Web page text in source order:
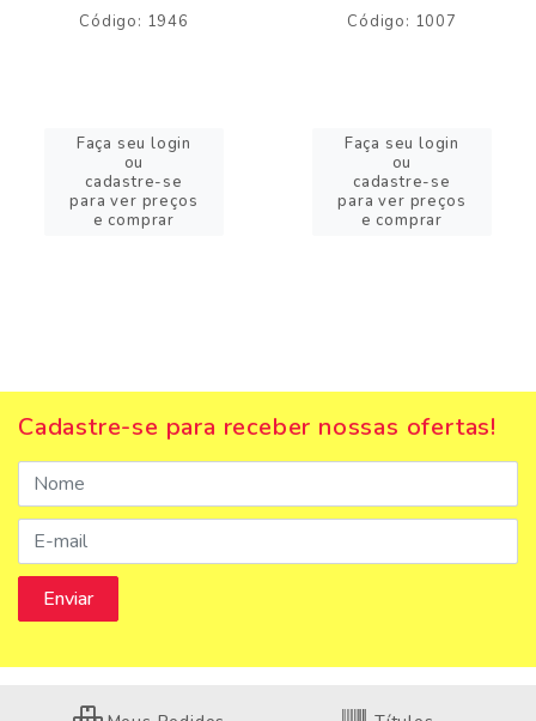
Código: 1946
Faça seu login
ou
cadastre-se
para ver preços
e comprar
Código: 1007
Faça seu login
ou
cadastre-se
para ver preços
e comprar
Cadastre-se para receber nossas ofertas!